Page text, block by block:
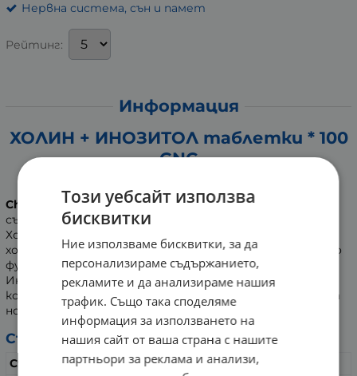
Нервна система, сън и памет
Рейтинг:
Информация
ХОЛИН + ИНОЗИТОЛ таблетки * 100
GNC
Choline & Inositol от GNCе хранителна добавка,
съдържаща инозитол и холин.
Холинът подпомага нормалния метаболизъм на
хомоцистеина и липидите. Съдейства за нормалното
функциониране на черния дроб.
Инозитолът спомага за поддържането на нормална
концентрация на холестерол в кръвта. Съдейства за
нормалния пренос на хранителните вещества.
Състав:
Съдържание в 1 таблетка
Този уебсайт използва
бисквитки
Ние използваме бисквитки, за да
персонализираме съдържанието,
рекламите и да анализираме нашия
трафик. Също така споделяме
информация за използването на
нашия сайт от ваша страна с нашите
партньори за реклама и анализи,